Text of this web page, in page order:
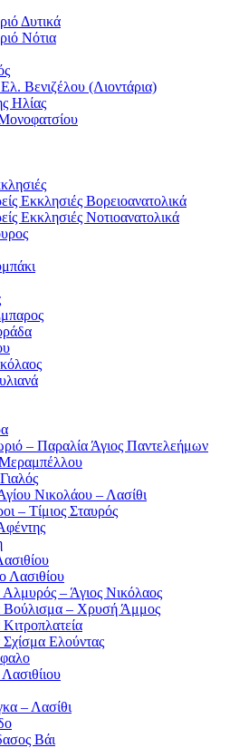
Δυτικά
Νότια
Βενιζέλου (Λιοντάρια)
Ηλίας
Εκκλησιές Βορειοανατολικά
Εκκλησιές Νοτιοανατολικά
– Παραλία Άγιος Παντελεήμων
Νικολάου – Λασίθι
– Τίμιος Σταυρός
Λασιθίου
– Άγιος Νικόλαος
Βούλισμα – Χρυσή Άμμος
Ελούντας
– Λασίθι
Βάι